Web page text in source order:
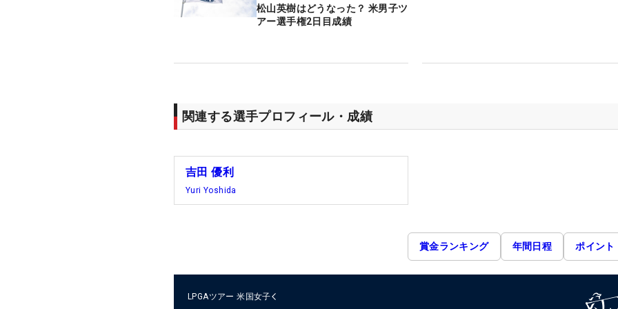
松山英樹はどうなった？ 米男子ツ
アー選手権2日目成績
関連する選手プロフィール・成績
吉田 優利
Yuri Yoshida
賞金ランキング 年間日程 ポイント
LPGAツアー 米国女子